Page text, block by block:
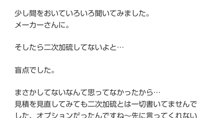
少し間をおいていろいろ聞いてみました。
メーカーさんに。
そしたら二次加硫してないよと…
盲点でした。
まさかしてないなんて思ってなかったから…
見積を見直してみても二次加硫とは一切書いてませんで
した、オプションだったんですね～先に言ってくれない